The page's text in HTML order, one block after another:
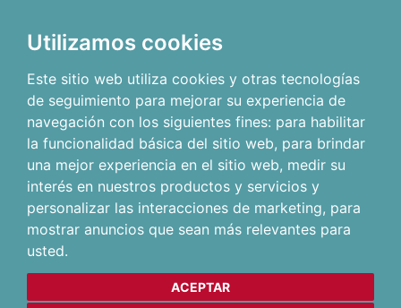
Utilizamos cookies
Este sitio web utiliza cookies y otras tecnologías
de seguimiento para mejorar su experiencia de
navegación con los siguientes fines: para habilitar
la funcionalidad básica del sitio web, para brindar
una mejor experiencia en el sitio web, medir su
interés en nuestros productos y servicios y
personalizar las interacciones de marketing, para
mostrar anuncios que sean más relevantes para
usted.
ACEPTAR